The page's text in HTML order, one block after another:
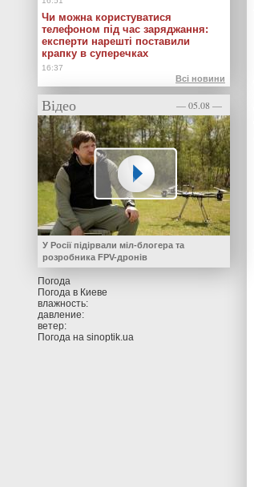
Чи можна користуватися
телефоном під час заряджання:
експерти нарешті поставили
крапку в суперечках
Всі новини
Відео — 05.08 —
У Росії підірвали міл-блогера та
розробника FPV-дронів
Погода
Погода в Киеве
влажность:
давление:
ветер:
Погода на sinoptik.ua